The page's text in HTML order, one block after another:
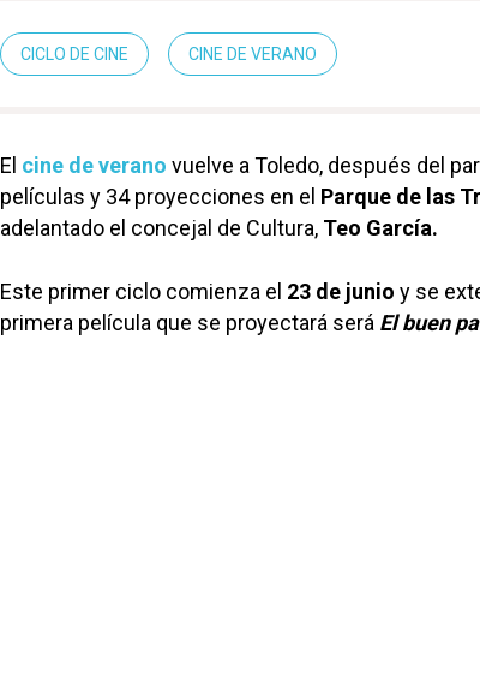
CICLO DE CINE CINE DE VERANO
El cine de verano vuelve a Toledo, después del
películas y 34 proyecciones en el Parque de las
adelantado el concejal de Cultura, Teo García.
Este primer ciclo comienza el 23 de junio y se
primera película que se proyectará será El buen